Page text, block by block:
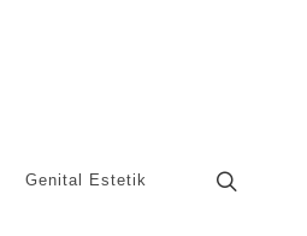
Genital Estetik